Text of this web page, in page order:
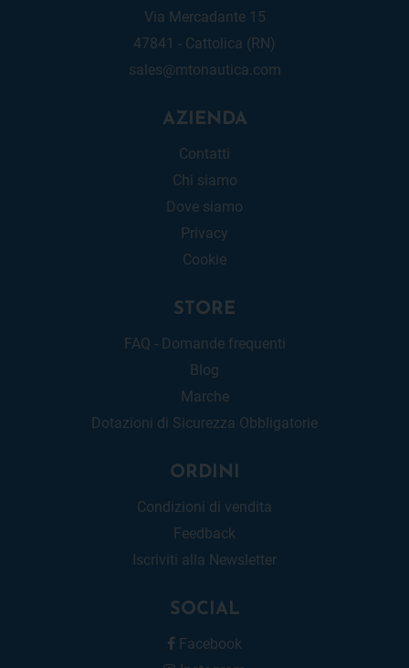
Via Mercadante 15
47841 - Cattolica (RN)
sales@mtonautica.com
AZIENDA
Contatti
Chi siamo
Dove siamo
Privacy
Cookie
STORE
FAQ - Domande frequenti
Blog
Marche
Dotazioni di Sicurezza Obbligatorie
ORDINI
Condizioni di vendita
Feedback
Iscriviti alla Newsletter
SOCIAL
Facebook